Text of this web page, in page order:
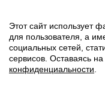
Этот сайт использует
для пользователя, а
социальных сетей,
сервисов. Оставаясь
конфиденциальности